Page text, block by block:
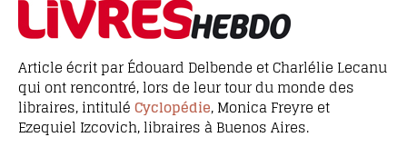
Article écrit par Édouard Delbende et Charlélie Lecanu
qui ont rencontré, lors de leur tour du monde des
libraires, intituléCyclopédie, Monica Freyre et
Ezequiel Izcovich, libraires à Buenos Aires.